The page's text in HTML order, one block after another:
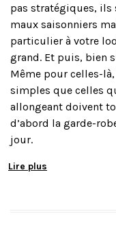
pas stratégiques, ils
maux saisonniers
particulier à votre
grand. Et puis, bien
Même pour celles-
simples que celles
allongeant doivent
d’abord la garde-
jour.
Lire plus